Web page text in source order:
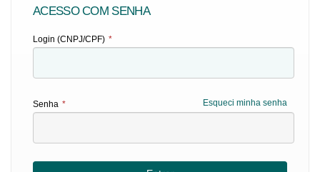
ACESSO COM SENHA
Login (CNPJ/CPF) *
Esqueci minha senha
Senha *